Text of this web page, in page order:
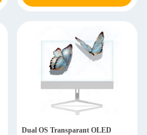
Dual OS Transparant OLED